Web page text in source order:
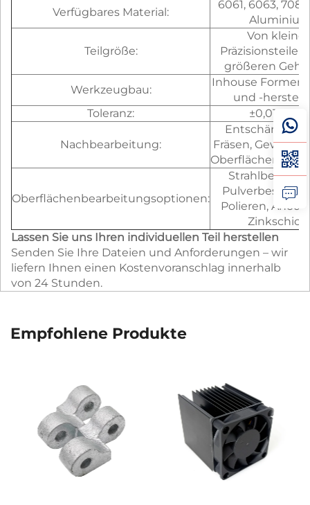
Verfügbares Material:
6061, 6063,
Teilgröße:
Von
Präzisionsteilen
größeren
Werkzeugbau:
Inhouse
und -
Toleranz:
±0,010 mm
Nachbearbeitung:
Entschärfung,
Fräsen,
Oberflächenbearbeitungsoptionen:
Polieren,
Lassen Sie uns Ihren individuellen Teil herstellen
Senden Sie Ihre Dateien und Anforderungen – wir
liefern Ihnen einen Kostenvoranschlag innerhalb
von 24 Stunden.
Empfohlene Produkte